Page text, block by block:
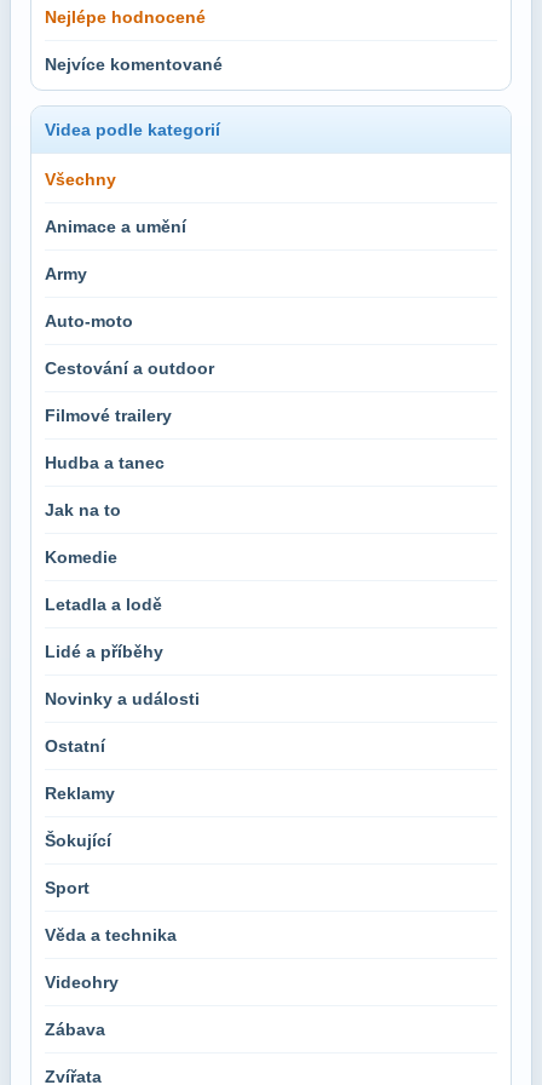
Nejlépe hodnocené
Nejvíce komentované
Videa podle kategorií
Všechny
Animace a umění
Army
Auto-moto
Cestování a outdoor
Filmové trailery
Hudba a tanec
Jak na to
Komedie
Letadla a lodě
Lidé a příběhy
Novinky a události
Ostatní
Reklamy
Šokující
Sport
Věda a technika
Videohry
Zábava
Zvířata